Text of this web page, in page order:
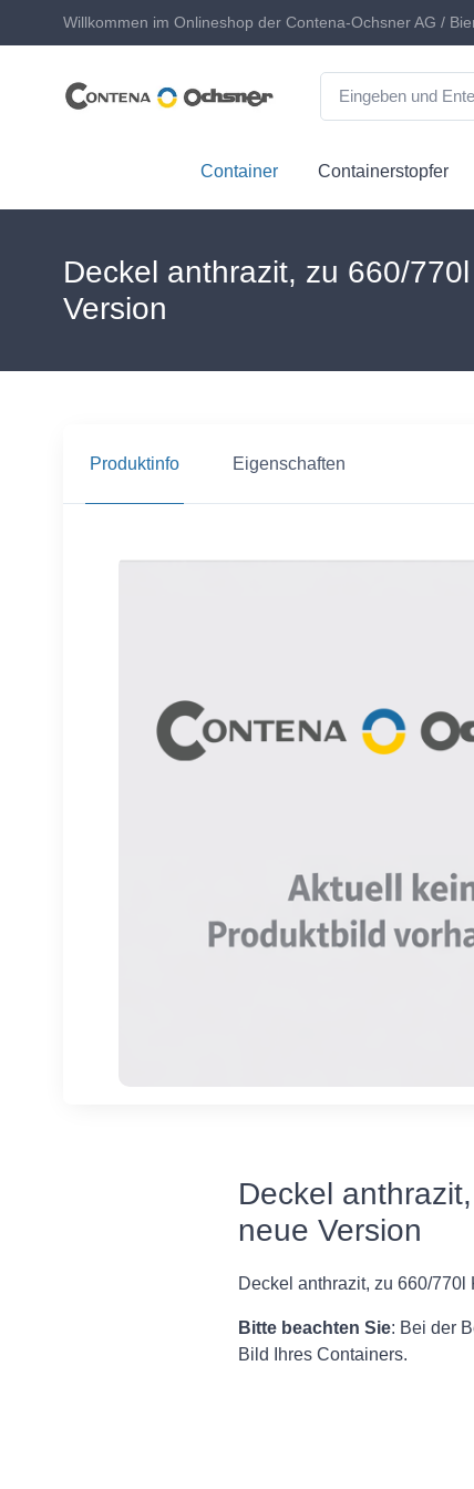
Willkommen im Onlineshop der Contena-Ochsner AG /
Container Containerstopfer
Deckel anthrazit, zu 660/
Version
Produktinfo Eigenschaften
Deckel
neue Version
Deckel anthrazit, zu 660/
Bitte beachten Sie: Bei der
Bild Ihres Containers.